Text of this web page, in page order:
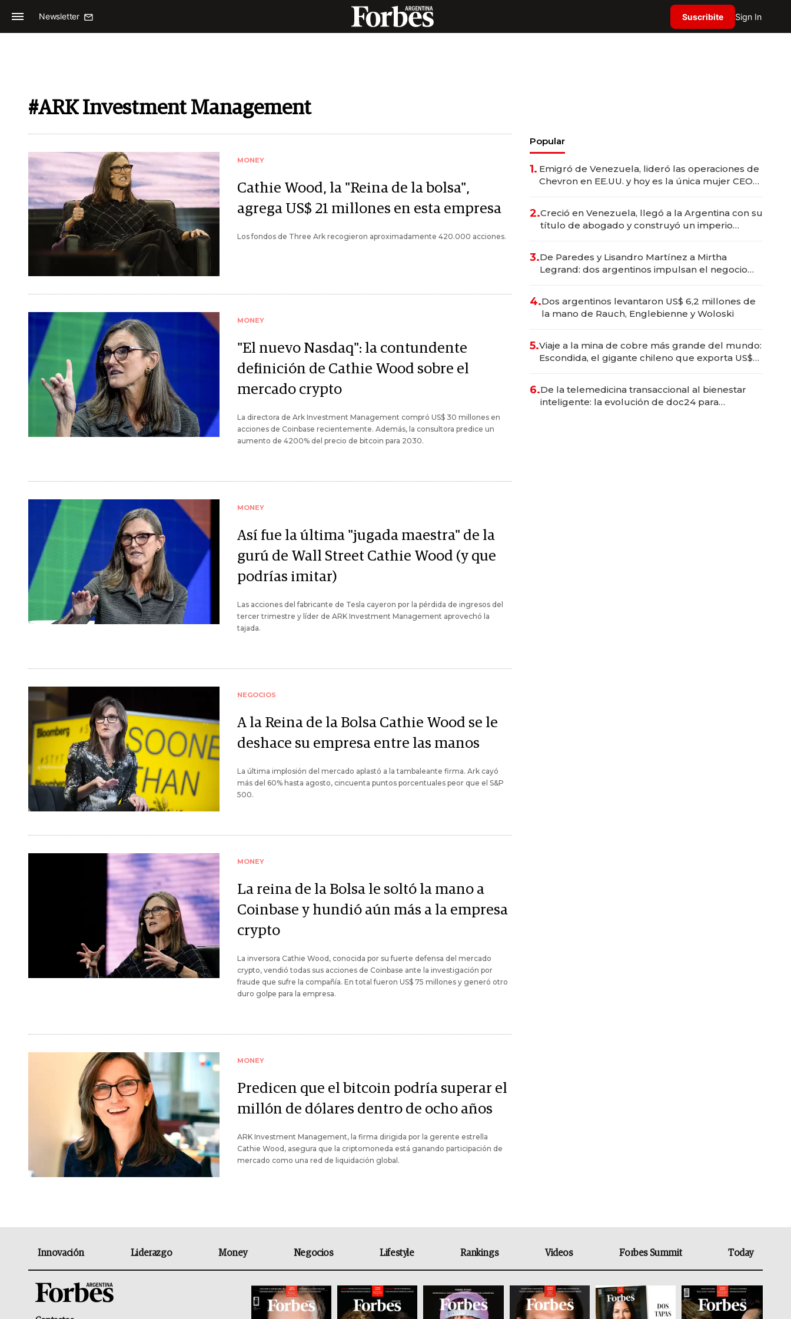
Newsletter Suscribite Sign In
#ARK Investment Management
MONEY
Cathie Wood, la "Reina de la bolsa",
agrega US$ 21 millones en esta empresa
Los fondos de Three Ark recogieron aproximadamente 420.000 acciones.
MONEY
"El nuevo Nasdaq": la contundente
definición de Cathie Wood sobre el
mercado crypto
La directora de Ark Investment Management compró US$ 30 millones en
acciones de Coinbase recientemente. Además, la consultora predice un
aumento de 4200% del precio de bitcoin para 2030.
MONEY
Así fue la última "jugada maestra" de la
gurú de Wall Street Cathie Wood (y que
podrías imitar)
Las acciones del fabricante de Tesla cayeron por la pérdida de ingresos del
tercer trimestre y líder de ARK Investment Management aprovechó la
tajada.
NEGOCIOS
A la Reina de la Bolsa Cathie Wood se le
deshace su empresa entre las manos
La última implosión del mercado aplastó a la tambaleante firma. Ark cayó
más del 60% hasta agosto, cincuenta puntos porcentuales peor que el S&P
500.
MONEY
La reina de la Bolsa le soltó la mano a
Coinbase y hundió aún más a la empresa
crypto
La inversora Cathie Wood, conocida por su fuerte defensa del mercado
crypto, vendió todas sus acciones de Coinbase ante la investigación por
fraude que sufre la compañía. En total fueron US$ 75 millones y generó otro
duro golpe para la empresa.
MONEY
Predicen que el bitcoin podría superar el
millón de dólares dentro de ocho años
ARK Investment Management, la firma dirigida por la gerente estrella
Cathie Wood, asegura que la criptomoneda está ganando participación de
mercado como una red de liquidación global.
Popular
1. Emigró de Venezuela, lideró las operaciones de
Chevron en EE.UU. y hoy es la única mujer CEO
2.Creció en Venezuela, llegó a la Argentina con su
título de abogado y construyó un imperio
3.De Paredes y Lisandro Martínez a Mirtha
Legrand: dos argentinos impulsan el negocio
4.Dos argentinos levantaron US$ 6,2 millones de
la mano de Rauch, Englebienne y Woloski
5.Viaje a la mina de cobre más grande del mundo:
Escondida, el gigante chileno que exporta US$
6.De la telemedicina transaccional al bienestar
inteligente: la evolución de doc24 para
Innovación Liderazgo Money Negocios Lifestyle Rankings Videos Forbes Summit Today